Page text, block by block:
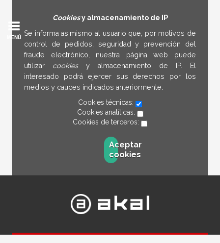
Cookiesy almacenamiento de IP
Se informa asimismo al usuario que, por motivos de
control de pedidos, seguridad y prevención del
fraude electrónico, nuestra página web puede
utilizar cookies y almacenamiento de IP. El
interesado podrá ejercer sus derechos por los
medios y cauces indicados anteriormente.
Cookies técnicas:
Cookies analíticas:
Cookies de terceros:
Aceptar
cookies
MENÚ